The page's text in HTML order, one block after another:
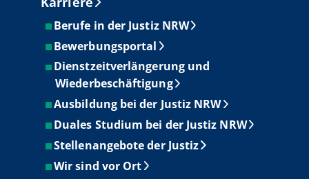
Berufe in der Justiz NRW
Bewerbungsportal
Dienstzeitverlängerung und
Wiederbeschäftigung
Ausbildung bei der Justiz NRW
Duales Studium bei der Justiz NRW
Stellenangebote der Justiz
Wir sind vor Ort